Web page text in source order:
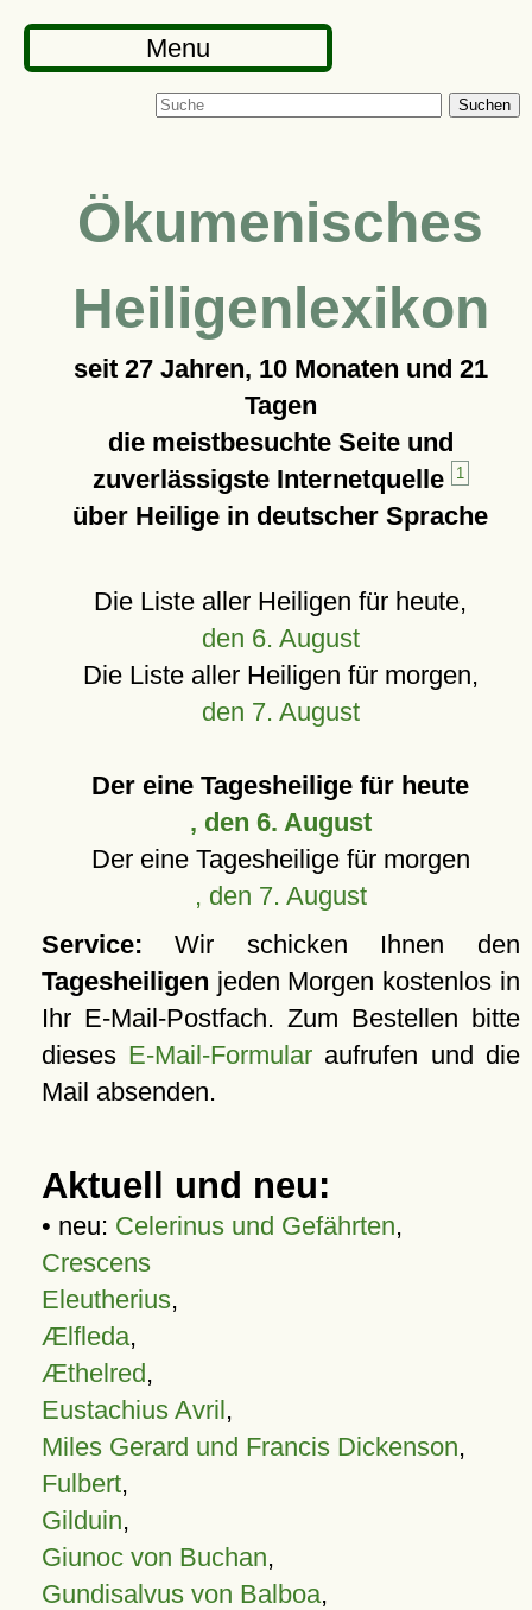
Menu
Suchen
Ökumenisches
Heiligenlexikon
seit 27 Jahren, 10 Monaten und 21
Tagen
die meistbesuchte Seite und
zuverlässigste Internetquelle
1
über Heilige in deutscher Sprache
Die Liste aller Heiligen für heute,
den 6. August
Die Liste aller Heiligen für morgen,
den 7. August
Der eine Tagesheilige für heute
, den 6. August
Der eine Tagesheilige für morgen
, den 7. August
Service: Wir schicken Ihnen den
Tagesheiligen jeden Morgen kostenlos in
Ihr E-Mail-Postfach. Zum Bestellen bitte
dieses E-Mail-Formular aufrufen und die
Mail absenden.
Aktuell und neu:
• neu: Celerinus und Gefährten,
Crescens
Eleutherius,
Ælfleda,
Æthelred,
Eustachius Avril,
Miles Gerard und Francis Dickenson,
Fulbert,
Gilduin,
Giunoc von Buchan,
Gundisalvus von Balboa,